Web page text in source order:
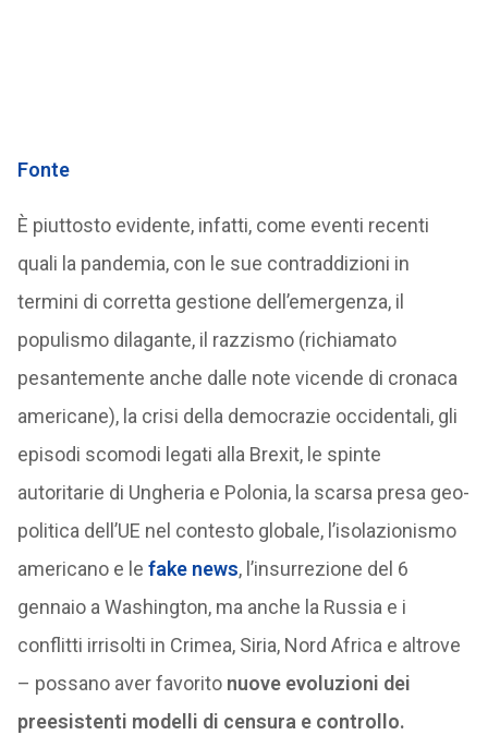
Fonte
È piuttosto evidente, infatti, come eventi recenti
quali la pandemia, con le sue contraddizioni in
termini di corretta gestione dell’emergenza, il
populismo dilagante, il razzismo (richiamato
pesantemente anche dalle note vicende di cronaca
americane), la crisi della democrazie occidentali, gli
episodi scomodi legati alla Brexit, le spinte
autoritarie di Ungheria e Polonia, la scarsa presa geo-
politica dell’UE nel contesto globale, l’isolazionismo
americano e le fake news, l’insurrezione del 6
gennaio a Washington, ma anche la Russia e i
conflitti irrisolti in Crimea, Siria, Nord Africa e altrove
– possano aver favorito nuove evoluzioni dei
preesistenti modelli di censura e controllo.